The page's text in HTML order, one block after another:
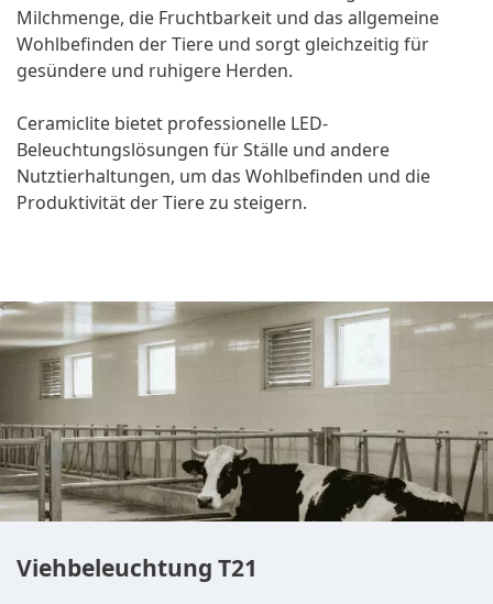
Milchmenge, die Fruchtbarkeit und das allgemeine
Wohlbefinden der Tiere und sorgt gleichzeitig für
gesündere und ruhigere Herden.
Ceramiclite bietet professionelle LED-
Beleuchtungslösungen für Ställe und andere
Nutztierhaltungen, um das Wohlbefinden und die
Produktivität der Tiere zu steigern.
Viehbeleuchtung T21